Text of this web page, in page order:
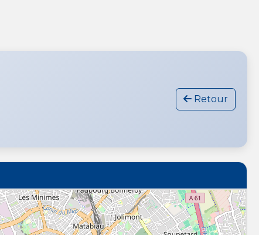
Retour